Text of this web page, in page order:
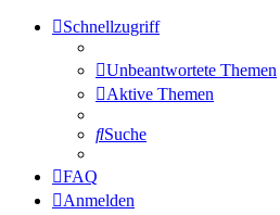
Schnellzugriff
Unbeantwortete Themen
Aktive Themen
Suche
FAQ
Anmelden